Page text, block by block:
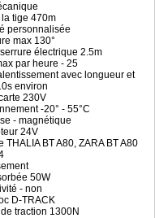
tige 470m
personnalisée
max 130°
électrique 2.5m
par heure - 25
avec longueur et
environ
230V
-20° - 55°C
- magnétique
24V
BT A80, ZARA BT A80
50W
- non
D-TRACK
traction 1300N